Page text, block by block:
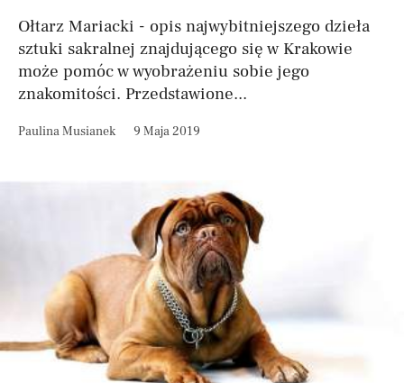
Ołtarz Mariacki - opis najwybitniejszego dzieła
sztuki sakralnej znajdującego się w Krakowie
może pomóc w wyobrażeniu sobie jego
znakomitości. Przedstawione...
Paulina Musianek 9 Maja 2019